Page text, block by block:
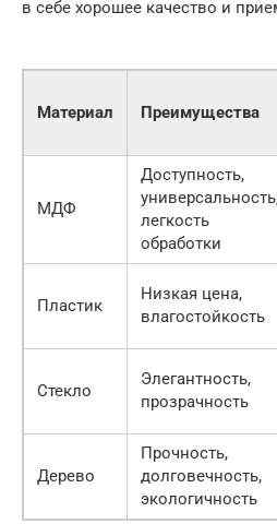
в себе хорошее качество и
Материал Преимущества
МДФ
Доступность,
легкость
обработки
Пластик
Низкая цена,
влагостойкость
Стекло
Элегантность,
прозрачность
Дерево
Прочность,
долговечность,
экологичность